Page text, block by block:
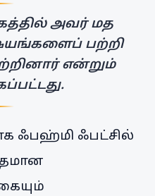
அவர் மத
பற்றி
என்றும்
ஃபஹ்மி ஃபட்சில்